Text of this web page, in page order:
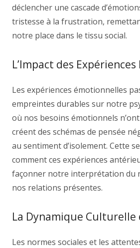
déclencher une cascade
tristesse à la frustration,
notre place dans le tissu social.
L’Impact des Expériences
Les expériences émotionnelles
empreintes durables sur notre
où nos besoins émotionnels
créent des schémas de pensée
au sentiment d’isolement. Cette
comment ces expériences
façonner notre interprétation du
nos relations présentes.
La Dynamique Culturelle
Les normes sociales et les